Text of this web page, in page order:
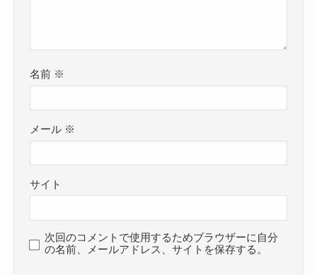
名前 ※
メール ※
サイト
次回のコメントで使用するためブラウザーに自分
の名前、メールアドレス、サイトを保存する。